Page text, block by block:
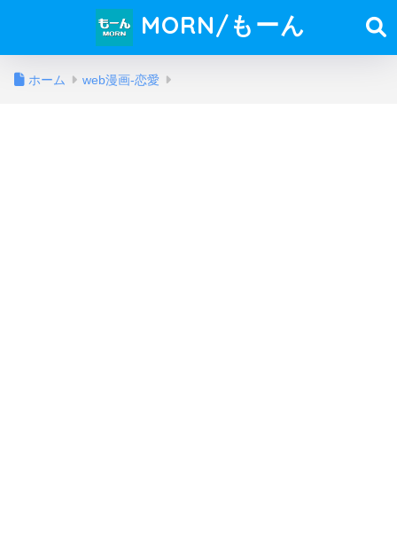
MORN/もーん
ホーム web漫画-恋愛